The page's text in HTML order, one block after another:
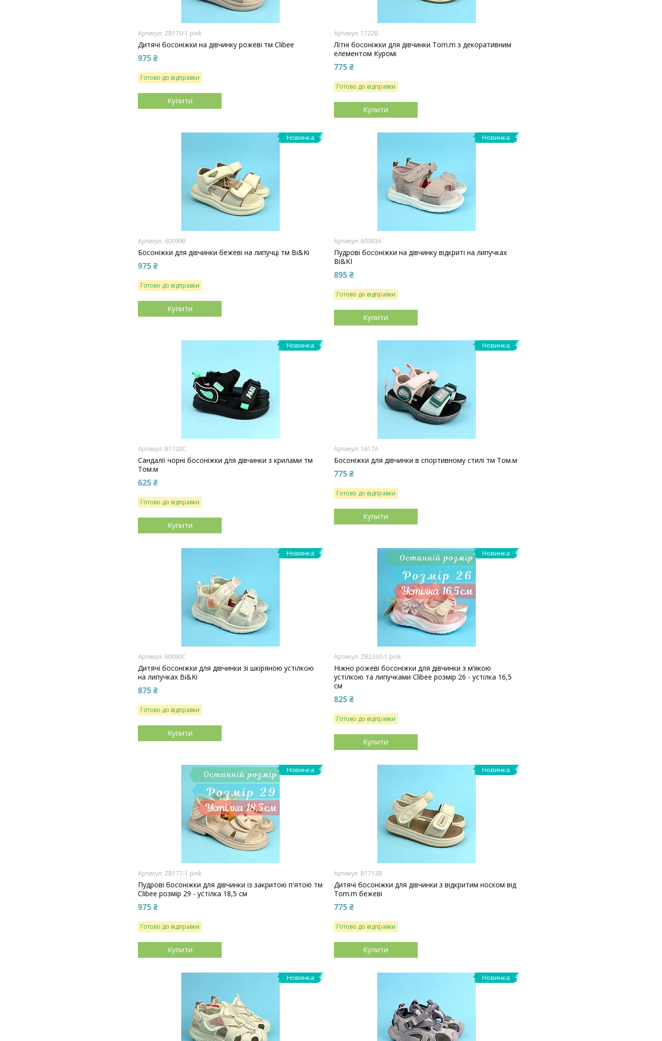
ZB170-1 pink
Дитячі босоніжки на дівчинку рожеві тм Clibee
975 ₴
Готово до відправки
Купити
1722B
Літні босоніжки для дівчинки Tom.m з декоративним
елементом Куромі
775 ₴
Готово до відправки
Купити
Новинка
60099B
Босоніжки для дівчинки бежеві на липучці тм Bi&Ki
975 ₴
Готово до відправки
Купити
Новинка
60083A
Пудрові босоніжки на дівчинку відкриті на липучках
Bi&KI
895 ₴
Готово до відправки
Купити
Новинка
B1703C
Сандалії чорні босоніжки для дівчинки з крилами тм
Том.м
625 ₴
Готово до відправки
Купити
Новинка
1617A
Босоніжки для дівчинки в спортивному стилі тм Том.м
775 ₴
Готово до відправки
Купити
Новинка
60080C
Дитячі босоніжки для дівчинки зі шкіряною устілкою
на липучках Bi&Ki
875 ₴
Готово до відправки
Купити
Новинка
ZB2330-1 pink
Ніжно рожеві босоніжки для дівчинки з м’якою
устілкою та липучками Clibee розмір 26 - устілка 16,5
см
825 ₴
Готово до відправки
Купити
Новинка
ZB177-1 pink
Пудрові босоніжки для дівчинки із закритою п'ятою тм
Clibee розмір 29 - устілка 18,5 см
975 ₴
Готово до відправки
Купити
Новинка
B1713B
Дитячі босоніжки для дівчинки з відкритим носком від
Tom.m бежеві
775 ₴
Готово до відправки
Купити
Новинка Новинка